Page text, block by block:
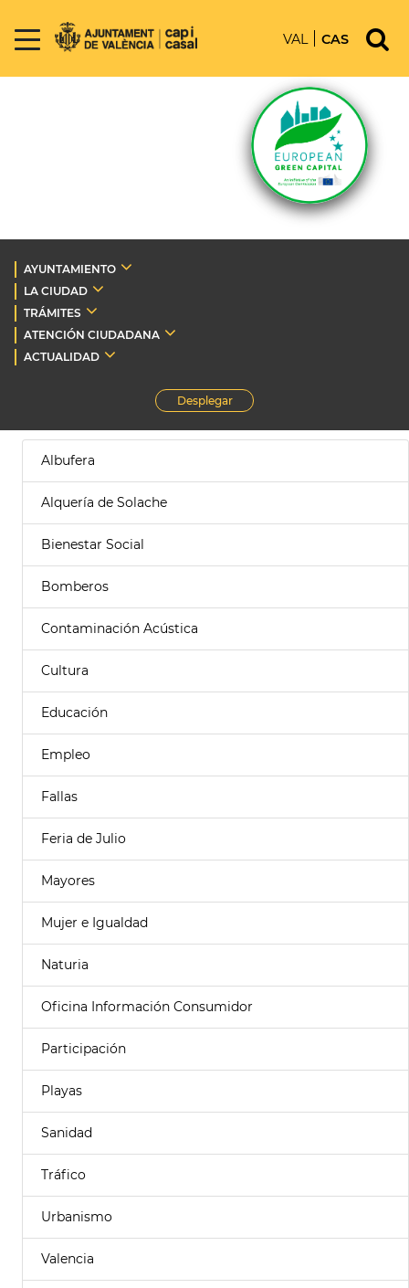
VAL CAS
AYUNTAMIENTO
LA CIUDAD
TRÁMITES
ATENCIÓN CIUDADANA
ACTUALIDAD
Desplegar
Albufera
Alquería de Solache
Bienestar Social
Bomberos
Contaminación Acústica
Cultura
Educación
Empleo
Fallas
Feria de Julio
Mayores
Mujer e Igualdad
Naturia
Oficina Información Consumidor
Participación
Playas
Sanidad
Tráfico
Urbanismo
Valencia